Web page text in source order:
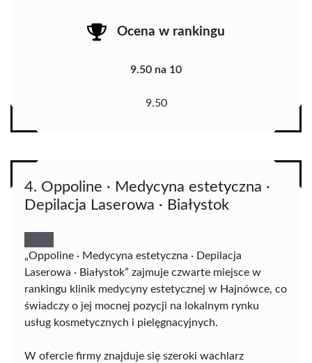
Ocena w rankingu
9.50 na 10
9.50
4. Oppoline · Medycyna estetyczna ·
Depilacja Laserowa · Białystok
„Oppoline · Medycyna estetyczna · Depilacja
Laserowa · Białystok” zajmuje czwarte miejsce w
rankingu klinik medycyny estetycznej w Hajnówce, co
świadczy o jej mocnej pozycji na lokalnym rynku
usług kosmetycznych i pielęgnacyjnych.
W ofercie firmy znajduje się szeroki wachlarz